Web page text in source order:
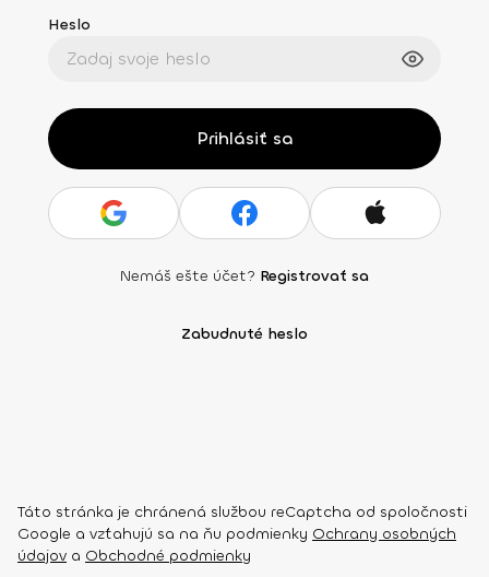
Heslo
Prihlásiť sa
Nemáš ešte účet? Registrovať sa
Zabudnuté heslo
Táto stránka je chránená službou reCaptcha od spoločnosti
Google a vzťahujú sa na ňu podmienky Ochrany osobných
údajov a Obchodné podmienky